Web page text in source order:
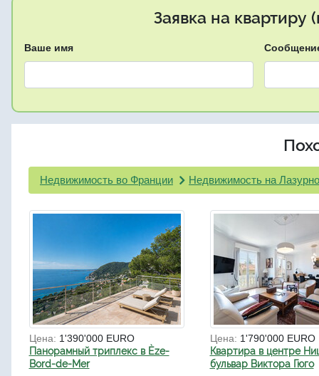
Заявка на квартиру
Ваше имя
Недвижимость во Франции Недвижимость на
Цена: 1'390'000 EURO
Панорамный триплекс в Èze-
Bord-de-Mer
Цена: 1'790'000 EURO
Квартира в центре
бульвар Виктора Гюго